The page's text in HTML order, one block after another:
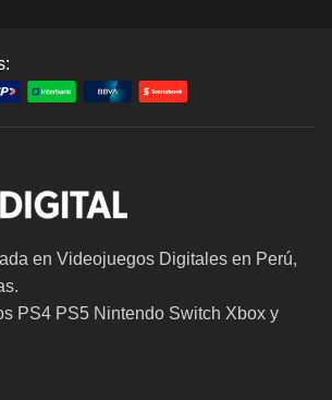
en Videojuegos Digitales en Perú,
PS4 PS5 Nintendo Switch Xbox y